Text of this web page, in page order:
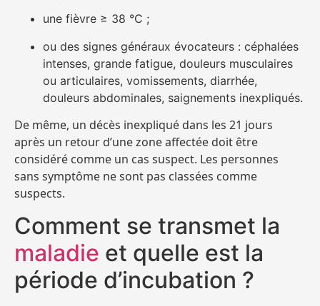
une fièvre ≥ 38 °C ;
ou des signes généraux évocateurs : céphalées
intenses, grande fatigue, douleurs musculaires
ou articulaires, vomissements, diarrhée,
douleurs abdominales, saignements inexpliqués.
De même, un décès inexpliqué dans les 21 jours
après un retour d’une zone affectée doit être
considéré comme un cas suspect. Les personnes
sans symptôme ne sont pas classées comme
suspects.
Comment se transmet la
maladie et quelle est la
période d’incubation ?